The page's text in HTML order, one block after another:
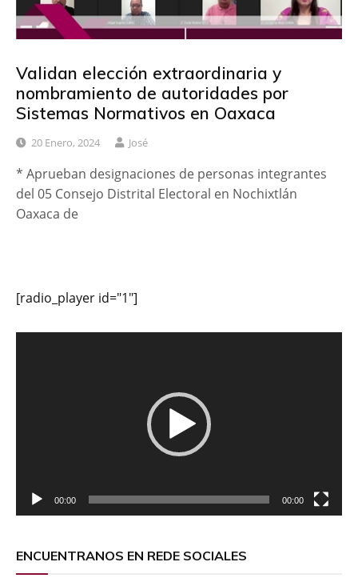
Validan elección extraordinaria y
nombramiento de autoridades por
Sistemas Normativos en Oaxaca
20 Enero, 2024 José
* Aprueban designaciones de personas integrantes
del 05 Consejo Distrital Electoral en Nochixtlán
Oaxaca de
[radio_player id="1"]
00:00 00:00
ENCUENTRANOS EN REDE SOCIALES